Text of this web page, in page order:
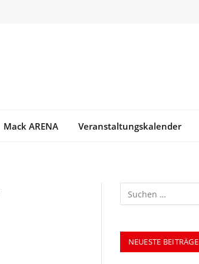
Mack ARENA Veranstaltungskalender
NEUESTE BEITRÄGE